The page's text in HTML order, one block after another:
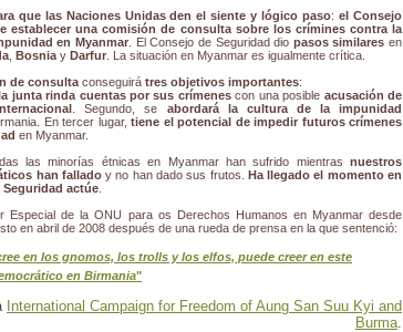
que las Naciones Unidas den el siente y lógico paso:el Consejo
establecer una comisión de consulta sobre los crímines contra la
en Myanmar . El Consejo de Seguridad dio pasos similaresen
Bosnia y Darfur . La situación en Myanmar es igualmente crítica.
de consulta conseguirá tres objetivos importantes:
junta rinda cuentas por sus crímenescon una posible acusación de
. Segundo, se abordará la cultura de la impunidad
En tercer lugar, tiene el potencial de impedir futuros crímenes
en Myanmar.
las minorías étnicas en Myanmar han sufrido mientras nuestros
han falladoy no han dado sus frutos.
Ha llegado el momento en
actúe
Especial de la ONU para os Derechos Humanos en Myanmar desde
en abril de 2008 después de una rueda de prensa en la que sentenció:
en los gnomos, los trolls y los elfos, puede creer en este
en Birmania"
International Campaign for Freedom of Aung San Suu Kyi and
Burma